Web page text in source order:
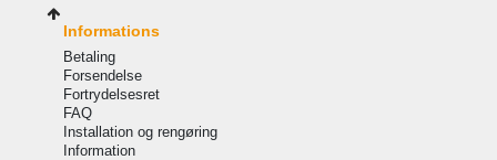
Informations
Betaling
Forsendelse
Fortrydelsesret
FAQ
Installation og rengøring
Information